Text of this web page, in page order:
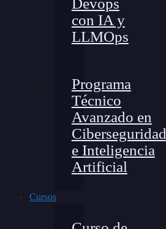
Devops
con IA y
LLMOps
Programa
Técnico
Avanzado en
Ciberseguridad
e Inteligencia
Artificial
Cursos